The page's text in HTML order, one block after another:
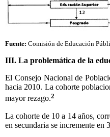
Fuente: Comisión de Educación
III. La problemática de la
El Consejo Nacional de
hacia 2010. La cohorte
mayor rezago.2
La cohorte de 10 a 14 años,
en secundaria se incremente en